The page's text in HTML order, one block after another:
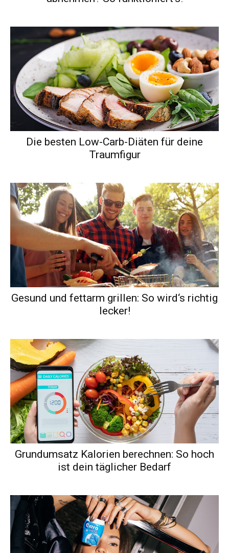
Die besten Low-Carb-Diäten für deine
Traumfigur
Gesund und fettarm grillen: So wird‘s richtig
lecker!
Grundumsatz Kalorien berechnen: So hoch
ist dein täglicher Bedarf